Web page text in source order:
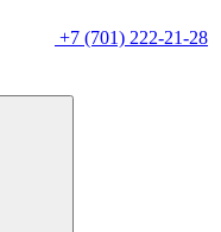
+7 (701) 222-21-28